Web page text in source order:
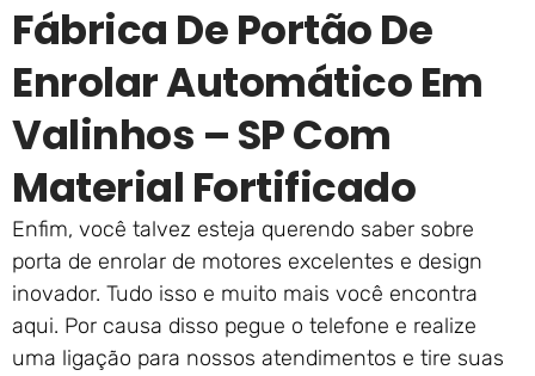
Fábrica De Portão De
Enrolar Automático Em
Valinhos – SP Com
Material Fortificado
Enfim, você talvez esteja querendo saber sobre
porta de enrolar de motores excelentes e design
inovador. Tudo isso e muito mais você encontra
aqui. Por causa disso pegue o telefone e realize
uma ligação para nossos atendimentos e tire suas